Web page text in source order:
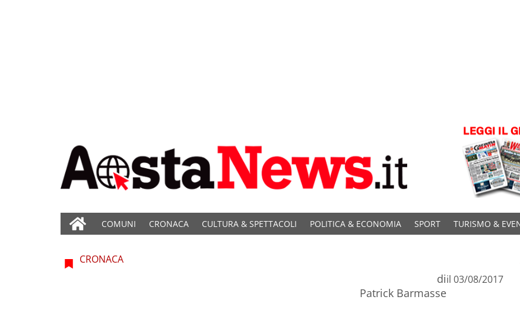
COMUNI CRONACA CULTURA & SPETTACOLI POLITICA & ECONOMIA SPORT TURISMO &
CRONACA
di
Patrick Barmasse
il 03/08/2017